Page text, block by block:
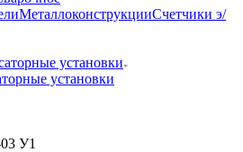
МеталлоконструкцииСчетчики э/
установки
установки
У1